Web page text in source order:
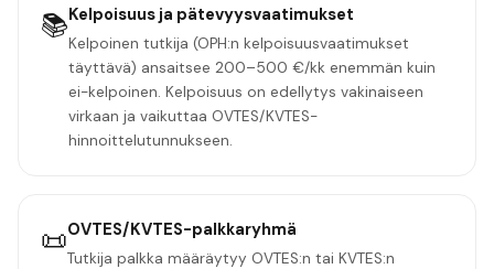
📚Kelpoisuus ja pätevyysvaatimukset
Kelpoinen tutkija (OPH:n kelpoisuusvaatimukset
täyttävä) ansaitsee 200–500 €/kk enemmän kuin
ei-kelpoinen. Kelpoisuus on edellytys vakinaiseen
virkaan ja vaikuttaa OVTES/KVTES-
hinnoittelutunnukseen.
📜OVTES/KVTES-palkkaryhmä
Tutkija palkka määräytyy OVTES:n tai KVTES:n